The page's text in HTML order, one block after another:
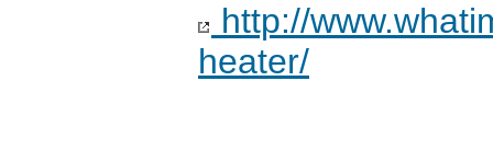
http://
heater/